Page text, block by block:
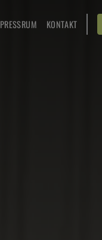
PRESSRUM KONTAKT